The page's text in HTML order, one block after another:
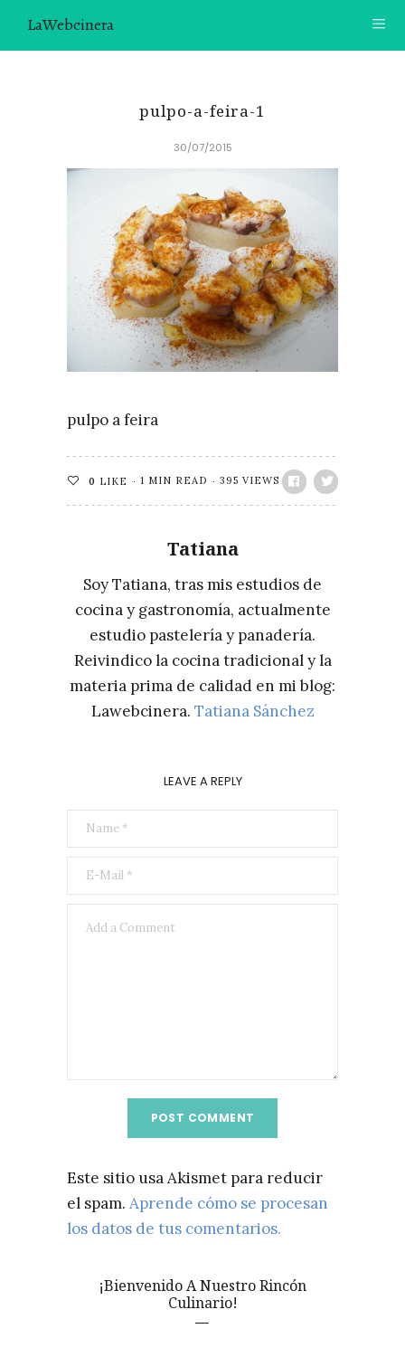
LaWebcinera
CONTACTO
¿TE GUSTARÍA UNIRTE A NUESTRA AVENTURA GASTRON
ÚNETE A LA NEWSLETTER
RECOMENDACIONES
pulpo-a-feira-1
30/07/2015
pulpo a feira
0 LIKE 1 MIN READ 395 VIEWS
Tatiana
Soy Tatiana, tras mis estudios de
cocina y gastronomía, actualmente
estudio pastelería y panadería.
Reivindico la cocina tradicional y la
materia prima de calidad en mi blog:
Lawebcinera. Tatiana Sánchez
LEAVE A REPLY
Este sitio usa Akismet para reducir
el spam. Aprende cómo se procesan
los datos de tus comentarios.
¡Bienvenido A Nuestro Rincón
Culinario!